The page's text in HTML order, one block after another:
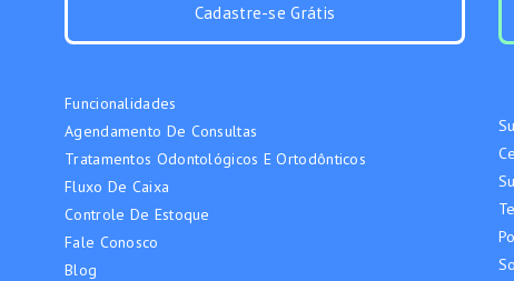
Cadastre-se Grátis
Funcionalidades
Agendamento De Consultas
Tratamentos Odontológicos E Ortodônticos
Fluxo De Caixa
Controle De Estoque
Fale Conosco
Blog